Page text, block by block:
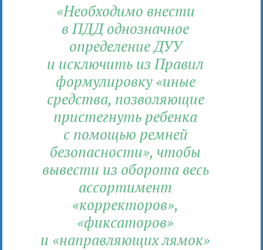
«Необходимо внести
в ПДД однозначное
определение ДУУ
и исключить из Правил
формулировку «иные
средства, позволяющие
пристегнуть ребенка
с помощью ремней
безопасности», чтобы
вывести из оборота весь
ассортимент
«корректоров»,
«фиксаторов»
и «направляющих лямок»